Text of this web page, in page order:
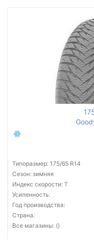
Типоразмер: 175/65 R14
Сезон: зимняя
Индекс скорости: T
Усиленность:
Год производства:
Страна:
Все магазины: ()